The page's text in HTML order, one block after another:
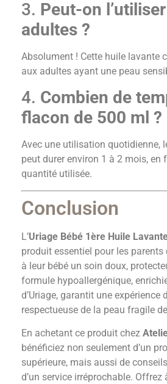
3. Peut-on
adultes ?
Absolument ! Cette huile lavante
aux adultes ayant une peau
4. Combien de
flacon de 500 ml ?
Avec une utilisation quotidienne,
peut durer environ 1 à 2 mois, en
quantité utilisée.
Conclusion
L’Uriage Bébé 1ère Huile
produit essentiel pour les
à leur bébé un soin doux,
formule hypoallergénique,
d’Uriage, garantit une expérience
respectueuse de la peau fragile
En achetant ce produit chez
bénéficiez non seulement d’un
supérieure, mais aussi de
d’un service irréprochable. Offrez